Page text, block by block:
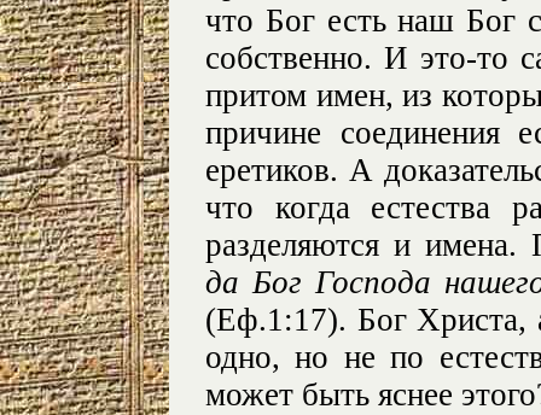
что Бог есть наш Бог
собственно. И это-то
притом имен, из
причине соединения
еретиков. А
что когда естества
разделяются и имена.
да Бог Господа
(Еф.1:17). Бог Христа,
одно, но не по
может быть яснее